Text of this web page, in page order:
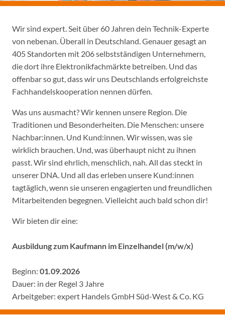
Wir sind expert. Seit über 60 Jahren dein Technik-Experte
von nebenan. Überall in Deutschland. Genauer gesagt an
405 Standorten mit 206 selbstständigen Unternehmern,
die dort ihre Elektronikfachmärkte betreiben. Und das
offenbar so gut, dass wir uns Deutschlands erfolgreichste
Fachhandelskooperation nennen dürfen.
Was uns ausmacht? Wir kennen unsere Region. Die
Traditionen und Besonderheiten. Die Menschen: unsere
Nachbar:innen. Und Kund:innen. Wir wissen, was sie
wirklich brauchen. Und, was überhaupt nicht zu ihnen
passt. Wir sind ehrlich, menschlich, nah. All das steckt in
unserer DNA. Und all das erleben unsere Kund:innen
tagtäglich, wenn sie unseren engagierten und freundlichen
Mitarbeitenden begegnen. Vielleicht auch bald schon dir!
Wir bieten dir eine:
Ausbildung zum Kaufmann im Einzelhandel (m/w/x)
Beginn: 01.09.2026
Dauer: in der Regel 3 Jahre
Arbeitgeber: expert Handels GmbH Süd-West & Co. KG